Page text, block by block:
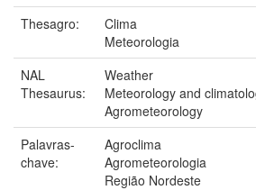
Thesagro:
Clima
Meteorologia
NAL
Thesaurus:
Weather
Meteorology and
Agrometeorology
Palavras-
chave:
Agroclima
Agrometeorologia
Região Nordeste